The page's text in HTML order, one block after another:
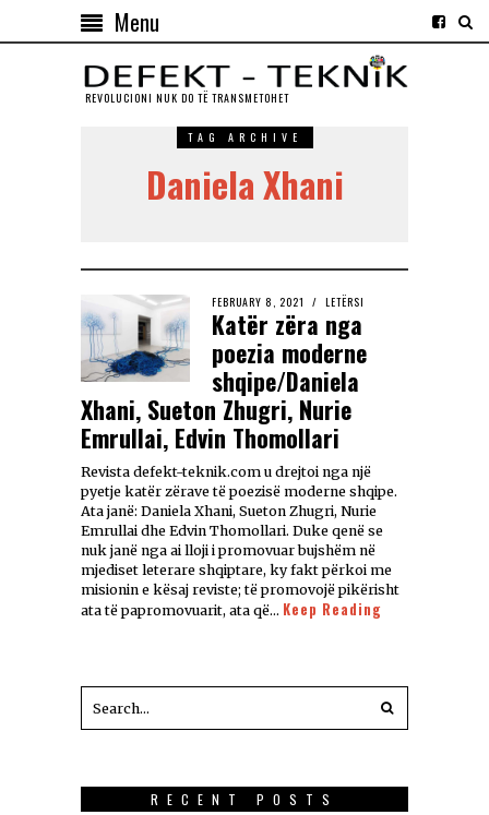
Menu
REVOLUCIONI NUK DO TЁ TRANSMETOHET
TAG ARCHIVE
Daniela Xhani
FEBRUARY 8, 2021 LETËRSI
Katër zëra nga
poezia moderne
shqipe/Daniela
Xhani, Sueton Zhugri, Nurie
Emrullai, Edvin Thomollari
Revista defekt-teknik.com u drejtoi nga një
pyetje katër zërave të poezisë moderne shqipe.
Ata janë: Daniela Xhani, Sueton Zhugri, Nurie
Emrullai dhe Edvin Thomollari. Duke qenë se
nuk janë nga ai lloji i promovuar bujshëm në
mjediset leterare shqiptare, ky fakt përkoi me
misionin e kësaj reviste; të promovojë pikërisht
ata të papromovuarit, ata që… Keep Reading
RECENT POSTS